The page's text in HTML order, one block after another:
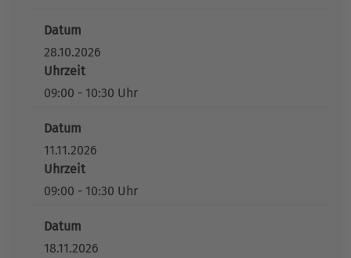
Datum
28.10.2026
Uhrzeit
09:00 - 10:30 Uhr
Datum
11.11.2026
Uhrzeit
09:00 - 10:30 Uhr
Datum
18.11.2026